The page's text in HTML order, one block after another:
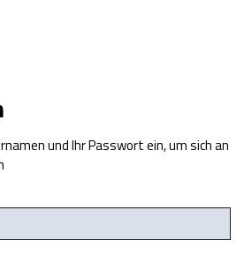
und Ihr Passwort ein, um sich an